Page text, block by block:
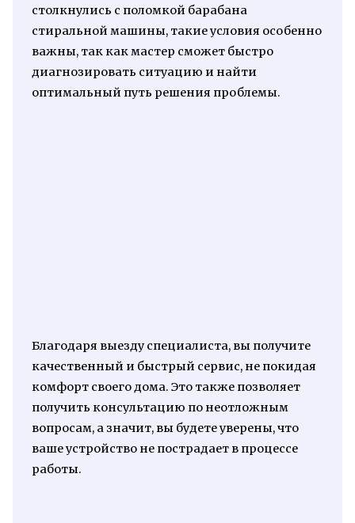
столкнулись с поломкой барабана
стиральной машины, такие условия особенно
важны, так как мастер сможет быстро
диагнозировать ситуацию и найти
оптимальный путь решения проблемы.
Благодаря выезду специалиста, вы получите
качественный и быстрый сервис, не покидая
комфорт своего дома. Это также позволяет
получить консультацию по неотложным
вопросам, а значит, вы будете уверены, что
ваше устройство не пострадает в процессе
работы.